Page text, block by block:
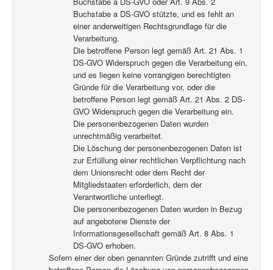
Buchstabe a DS-GVO stützte, und es fehlt an
einer anderweitigen Rechtsgrundlage für die
Verarbeitung.
Die betroffene Person legt gemäß Art. 21 Abs. 1
DS-GVO Widerspruch gegen die Verarbeitung ein,
und es liegen keine vorrangigen berechtigten
Gründe für die Verarbeitung vor, oder die
betroffene Person legt gemäß Art. 21 Abs. 2 DS-
GVO Widerspruch gegen die Verarbeitung ein.
Die personenbezogenen Daten wurden
unrechtmäßig verarbeitet.
Die Löschung der personenbezogenen Daten ist
zur Erfüllung einer rechtlichen Verpflichtung nach
dem Unionsrecht oder dem Recht der
Mitgliedstaaten erforderlich, dem der
Verantwortliche unterliegt.
Die personenbezogenen Daten wurden in Bezug
auf angebotene Dienste der
Informationsgesellschaft gemäß Art. 8 Abs. 1
DS-GVO erhoben.
Sofern einer der oben genannten Gründe zutrifft und eine